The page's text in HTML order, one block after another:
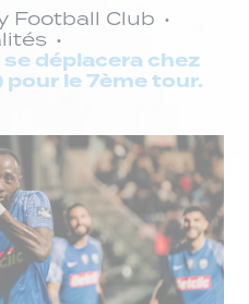
Football Club
se déplacera chez
pour le 7ème tour.